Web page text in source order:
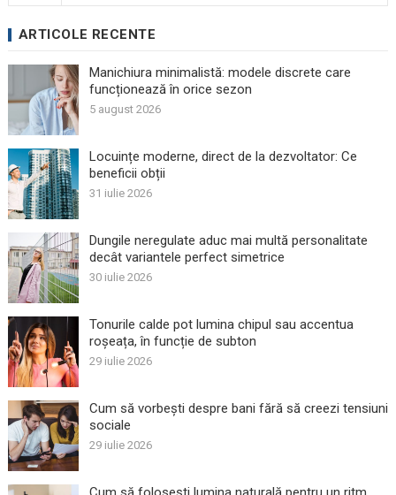
ARTICOLE RECENTE
Manichiura minimalistă: modele discrete care
funcționează în orice sezon
5 august 2026
Locuințe moderne, direct de la dezvoltator: Ce
beneficii obții
31 iulie 2026
Dungile neregulate aduc mai multă personalitate
decât variantele perfect simetrice
30 iulie 2026
Tonurile calde pot lumina chipul sau accentua
roșeața, în funcție de subton
29 iulie 2026
Cum să vorbești despre bani fără să creezi tensiuni
sociale
29 iulie 2026